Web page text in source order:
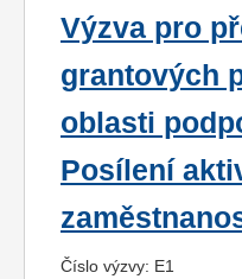
Výzva pro
grantových
oblasti
Posílení
Číslo výzvy: E1